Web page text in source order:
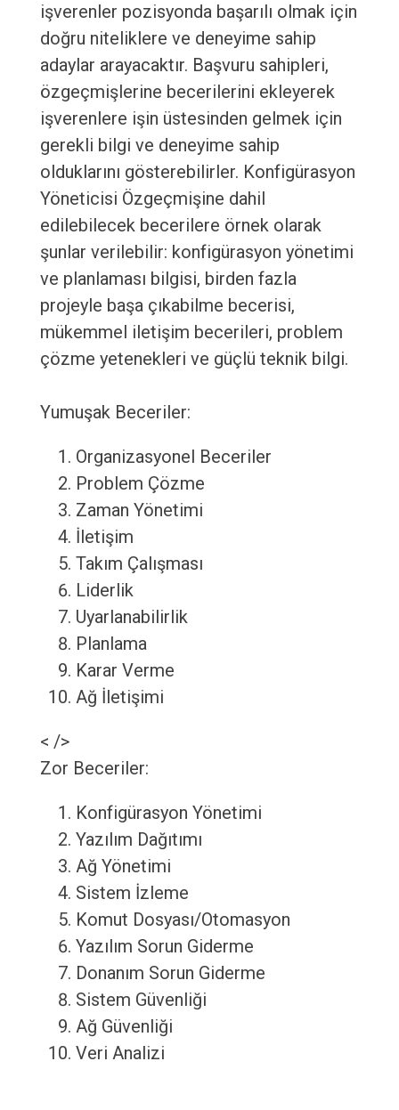
işverenler pozisyonda başarılı olmak için
doğru niteliklere ve deneyime sahip
adaylar arayacaktır. Başvuru sahipleri,
özgeçmişlerine becerilerini ekleyerek
işverenlere işin üstesinden gelmek için
gerekli bilgi ve deneyime sahip
olduklarını gösterebilirler. Konfigürasyon
Yöneticisi Özgeçmişine dahil
edilebilecek becerilere örnek olarak
şunlar verilebilir: konfigürasyon yönetimi
ve planlaması bilgisi, birden fazla
projeyle başa çıkabilme becerisi,
mükemmel iletişim becerileri, problem
çözme yetenekleri ve güçlü teknik bilgi.
Yumuşak Beceriler:
Organizasyonel Beceriler
Problem Çözme
Zaman Yönetimi
İletişim
Takım Çalışması
Liderlik
Uyarlanabilirlik
Planlama
Karar Verme
Ağ İletişimi
< />
Zor Beceriler:
Konfigürasyon Yönetimi
Yazılım Dağıtımı
Ağ Yönetimi
Sistem İzleme
Komut Dosyası/Otomasyon
Yazılım Sorun Giderme
Donanım Sorun Giderme
Sistem Güvenliği
Ağ Güvenliği
Veri Analizi